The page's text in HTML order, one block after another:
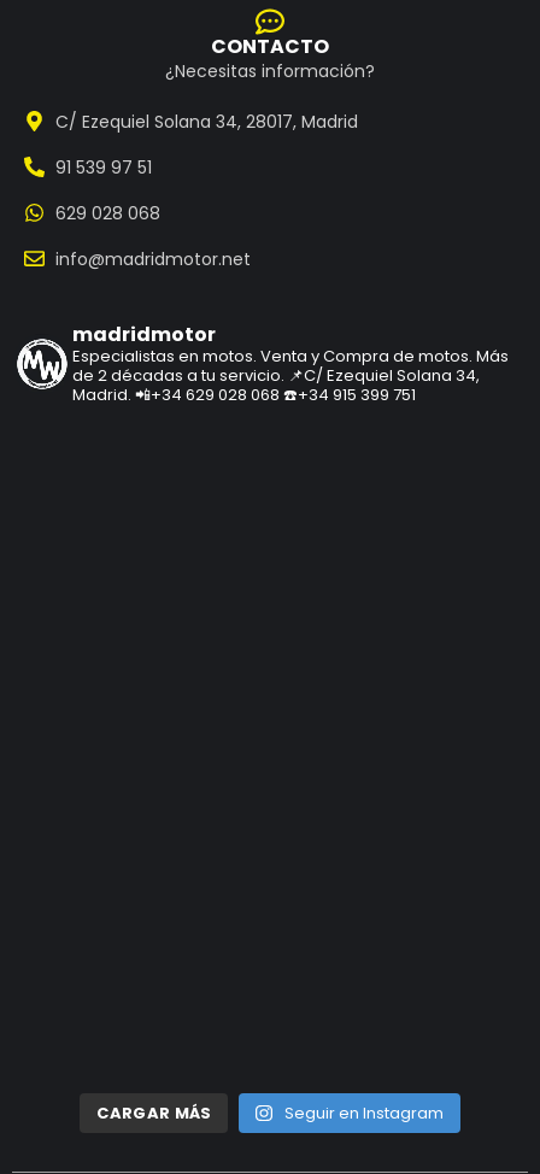
CONTACTO
¿Necesitas información?
C/ Ezequiel Solana 34, 28017, Madrid
91 539 97 51
629 028 068
info@madridmotor.net
madridmotor
Especialistas en motos. Venta y Compra de motos. Más
de 2 décadas a tu servicio. 📌C/ Ezequiel Solana 34,
Madrid. 📲+34 629 028 068 ☎️+34 915 399 751
CARGAR MÁS Seguir en Instagram